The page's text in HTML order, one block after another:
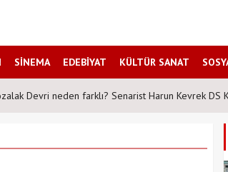
SİNEMA EDEBİYAT KÜLTÜR SANAT
Devri neden farklı? Senarist Harun Kevrek DS